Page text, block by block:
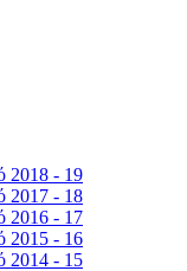
2018 - 19
2017 - 18
2016 - 17
2015 - 16
2014 - 15